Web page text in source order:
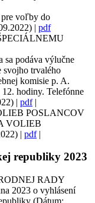
pre voľby do
| pdf
sa podáva výlučne
svojho trvalého
komisie p. A.
hodiny. Telefónne
| pdf|
POSLANCOV
VOLIEB
| pdf|
republiky 2023
RADY
2023 o vyhlásení
(Dátum: